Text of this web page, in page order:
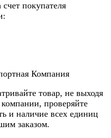
счет покупателя
Компания
товар, не выходя
проверяйте
и наличие всех единиц
заказом.